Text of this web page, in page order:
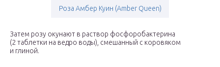
Роза Амбер Куин (Amber Queen)
Затем розу окунают в раствор фосфоробактерина
(2 таблетки на ведро воды), смешанный с коровяком
и глиной.